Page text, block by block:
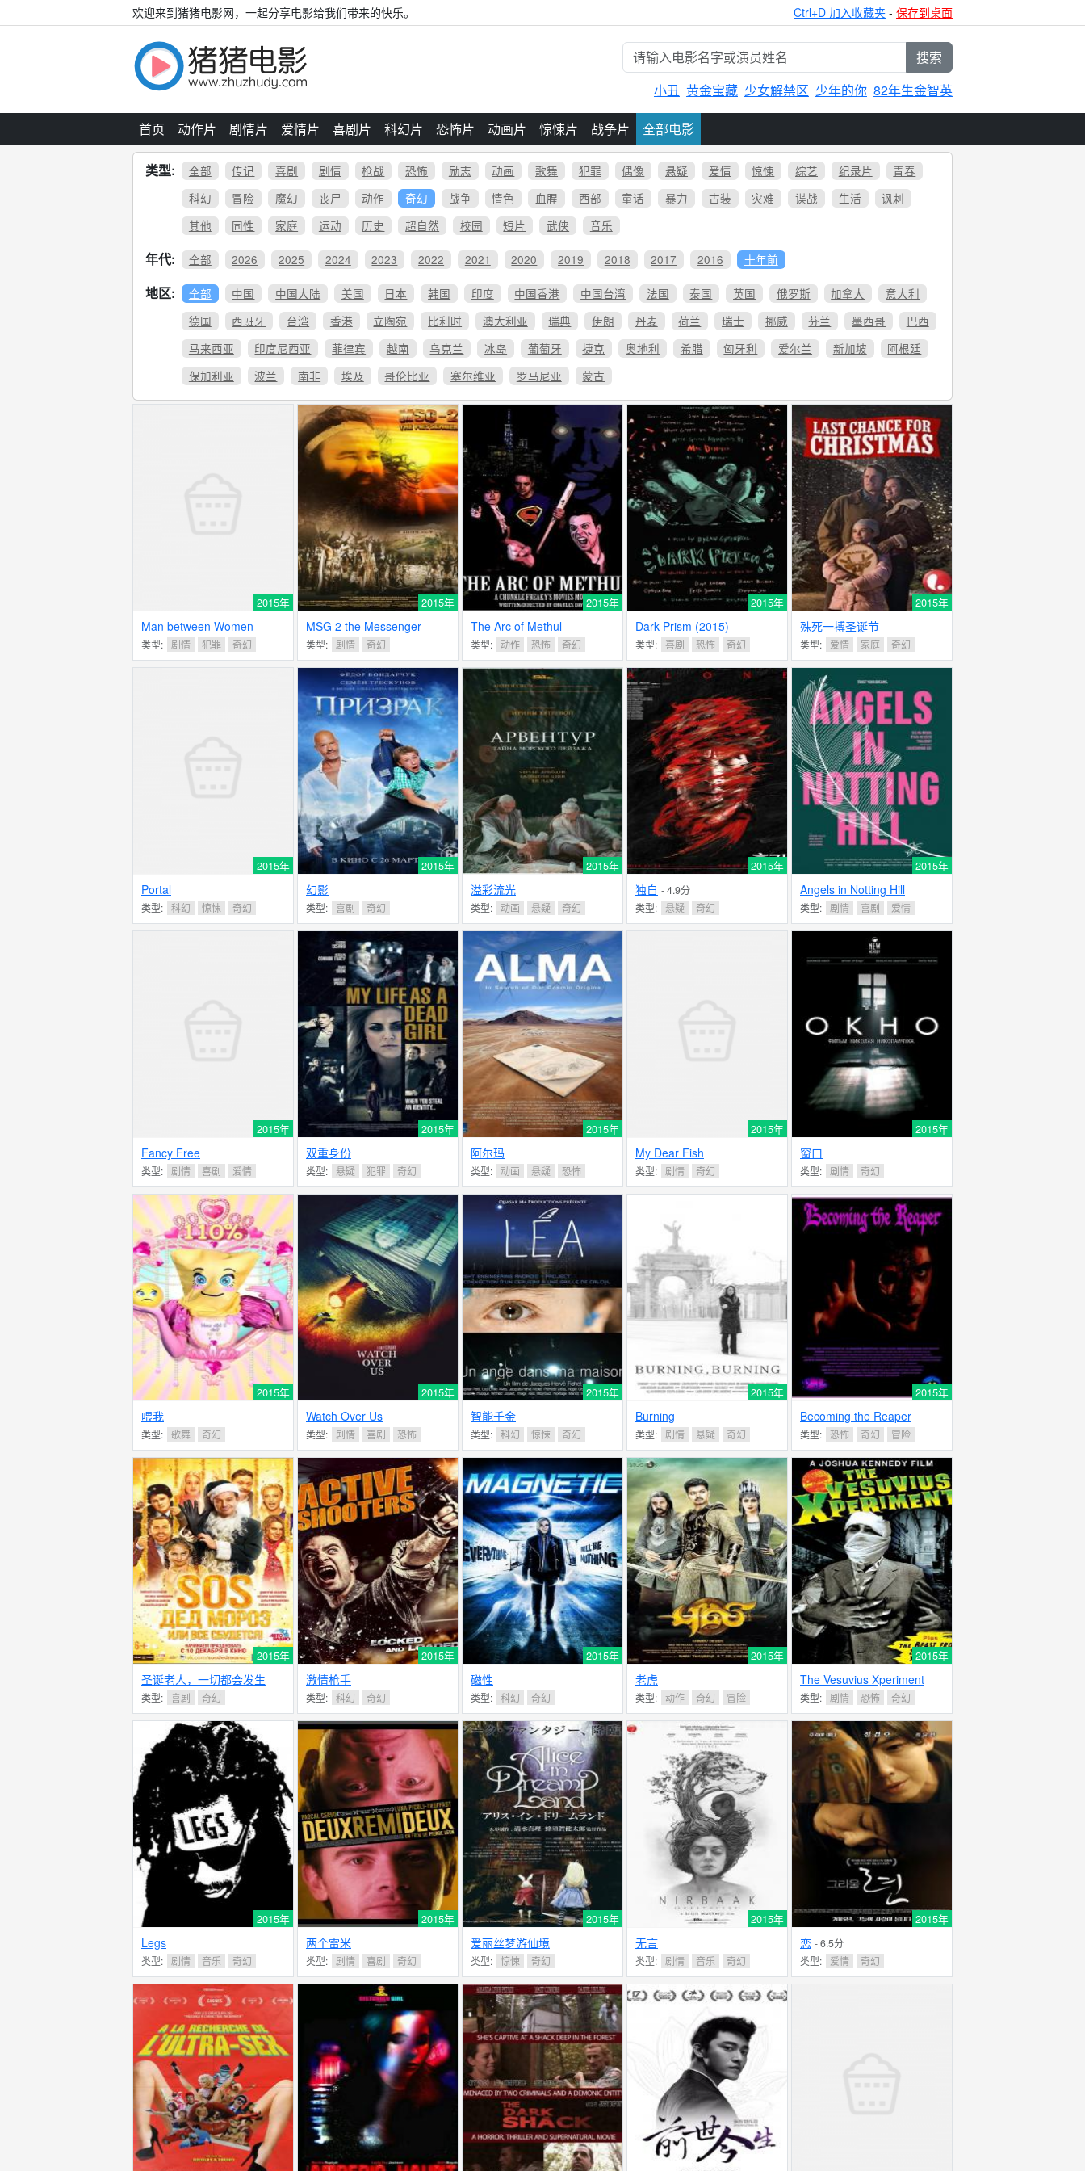
欢迎来到猪猪电影网，一起分享电影给我们带来的快乐。 Ctrl+D 加入收藏夹 - 保存到桌面
搜索
小丑 黄金宝藏 少女解禁区 少年的你 82年生金智英
首页 动作片 剧情片 爱情片 喜剧片 科幻片 恐怖片 动画片 惊悚片 战争片 全部电影
类型: 全部 传记 喜剧 剧情 枪战 恐怖 励志 动画 歌舞 犯罪 偶像 悬疑 爱情 惊悚 综艺 纪录片
青春
科幻
冒险 魔幻 丧尸 动作 奇幻 战争 情色 血腥 西部 童话 暴力 古装 灾难 谍战 生活
讽刺
其他
同性 家庭 运动 历史 超自然 校园 短片 武侠 音乐
年代: 全部 2026 2025 2024 2023 2022 2021 2020 2019 2018 2017 2016 十年前
地区: 全部 中国 中国大陆 美国 日本 韩国 印度 中国香港 中国台湾 法国 泰国 英国 俄罗斯 加拿大
意大利
德国
西班牙 台湾 香港 立陶宛 比利时 澳大利亚 瑞典 伊朗 丹麦 荷兰 瑞士 挪威 芬兰 墨西哥
巴西
马来西亚
印度尼西亚 菲律宾 越南 乌克兰 冰岛 葡萄牙 捷克 奥地利 希腊 匈牙利 爱尔兰 新加坡
阿根廷
保加利亚
波兰 南非 埃及 哥伦比亚 塞尔维亚 罗马尼亚 蒙古
2015年
Man between Women
类型: 剧情 犯罪 奇幻
2015年
MSG 2 the Messenger
类型: 剧情 奇幻
2015年
The Arc of Methul
类型: 动作 恐怖 奇幻
2015年
Dark Prism (2015)
类型: 喜剧 恐怖 奇幻
2015年
殊死一搏圣诞节
类型: 爱情 家庭 奇幻
2015年
Portal
类型: 科幻 惊悚 奇幻
2015年
幻影
类型: 喜剧 奇幻
2015年
溢彩流光
类型: 动画 悬疑 奇幻
2015年
独自 - 4.9分
类型:
悬疑 奇幻
2015年
Angels in Notting Hill
类型: 剧情 喜剧 爱情
2015年
Fancy Free
类型: 剧情 喜剧 爱情
2015年
双重身份
类型: 悬疑 犯罪 奇幻
2015年
阿尔玛
类型: 动画 悬疑 恐怖
2015年
My Dear Fish
类型: 剧情 奇幻
2015年
窗口
类型: 剧情 奇幻
2015年
喂我
类型: 歌舞 奇幻
2015年
Watch Over Us
类型: 剧情 喜剧 恐怖
2015年
智能千金
类型: 科幻 惊悚 奇幻
2015年
Burning
类型: 剧情 悬疑 奇幻
2015年
Becoming the Reaper
类型: 恐怖 奇幻 冒险
2015年
圣诞老人，一切都会发生
的！
类型: 喜剧 奇幻
2015年
激情枪手
类型: 科幻 奇幻
2015年
磁性
类型: 科幻 奇幻
2015年
老虎
类型: 动作 奇幻 冒险
2015年
The Vesuvius Xperiment
类型: 剧情 恐怖 奇幻
2015年
Legs
类型: 剧情 音乐 奇幻
2015年
两个雷米
类型: 剧情 喜剧 奇幻
2015年
爱丽丝梦游仙境
类型: 惊悚 奇幻
2015年
无言
类型: 剧情 音乐 奇幻
2015年
恋 - 6.5分
类型:
爱情 奇幻